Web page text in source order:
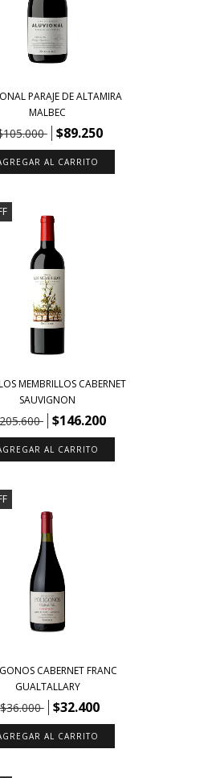
PARAJE DE ALTAMIRA
MALBEC
$89.250
MEMBRILLOS CABERNET
SAUVIGNON
$146.200
CABERNET FRANC
GUALTALLARY
$36.000 $32.400